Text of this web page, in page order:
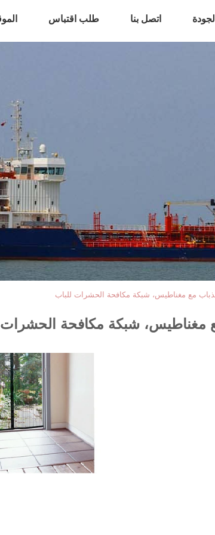
اتصل بنا طلب اقتباس
مع مغناطيس، شبكة مكافحة الحشرات للباب
مغناطيس، شبكة مكافحة الحشرات